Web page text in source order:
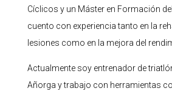
Cíclicos y un Máster en Formación
cuento con experiencia tanto en la
lesiones como en la mejora del
Actualmente soy entrenador de
Añorga y trabajo con herramientas